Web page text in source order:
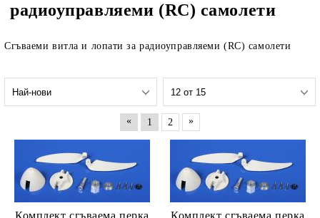
радиоуправляеми (RC) самолети
Сгъваеми витла и лопати за радиоуправляеми (RC) самолети
« 1 2 »
Комплект сгъваема перка
Комплект сгъваема перка